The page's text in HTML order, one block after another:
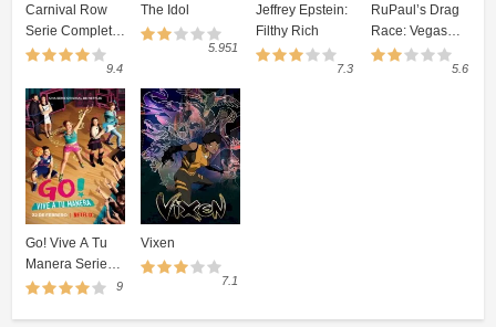
Carnival Row
Serie Completa
Online
9.4
The Idol
5.951
Jeffrey Epstein:
Filthy Rich
7.3
RuPaul’s Drag
Race: Vegas
Revue
5.6
Go! Vive A Tu
Manera Serie
Completa
9
Vixen
7.1